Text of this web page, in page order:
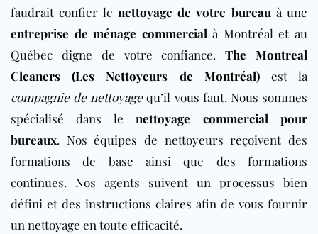
faudrait confier le nettoyage de votre bureau à une
entreprise de ménage commercial à Montréal et au
Québec digne de votre confiance.The Montreal
Cleaners (Les Nettoyeurs de Montréal)
est la
compagnie de nettoyagequ’il vous faut. Nous sommes
spécialisé dans lenettoyage commercial pour
bureaux. Nos équipes de nettoyeurs reçoivent des
formations de base ainsi que des formations
continues. Nos agents suivent un processus bien
défini et des instructions claires afin de vous fournir
un nettoyage en toute efficacité.